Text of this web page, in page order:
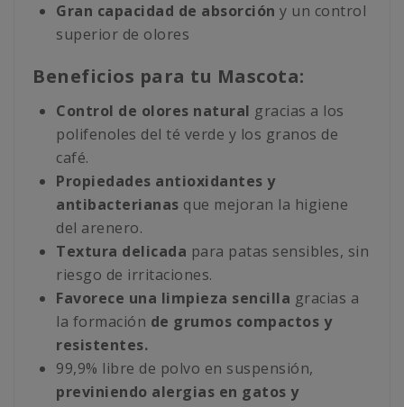
Gran capacidad de absorción y un control
superior de olores
Beneficios para tu Mascota:
Control de olores natural gracias a los
polifenoles del té verde y los granos de
café.
Propiedades antioxidantes y
antibacterianas que mejoran la higiene
del arenero.
Textura delicada para patas sensibles, sin
riesgo de irritaciones.
Favorece una limpieza sencilla gracias a
la formación de grumos compactos y
resistentes.
99,9% libre de polvo en suspensión,
previniendo alergias en gatos y